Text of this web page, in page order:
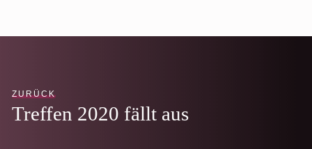
ZURÜCK
Treffen 2020 fällt aus